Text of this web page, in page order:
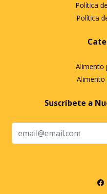
Política
Política
Alimento
Alimento
Suscríbete a